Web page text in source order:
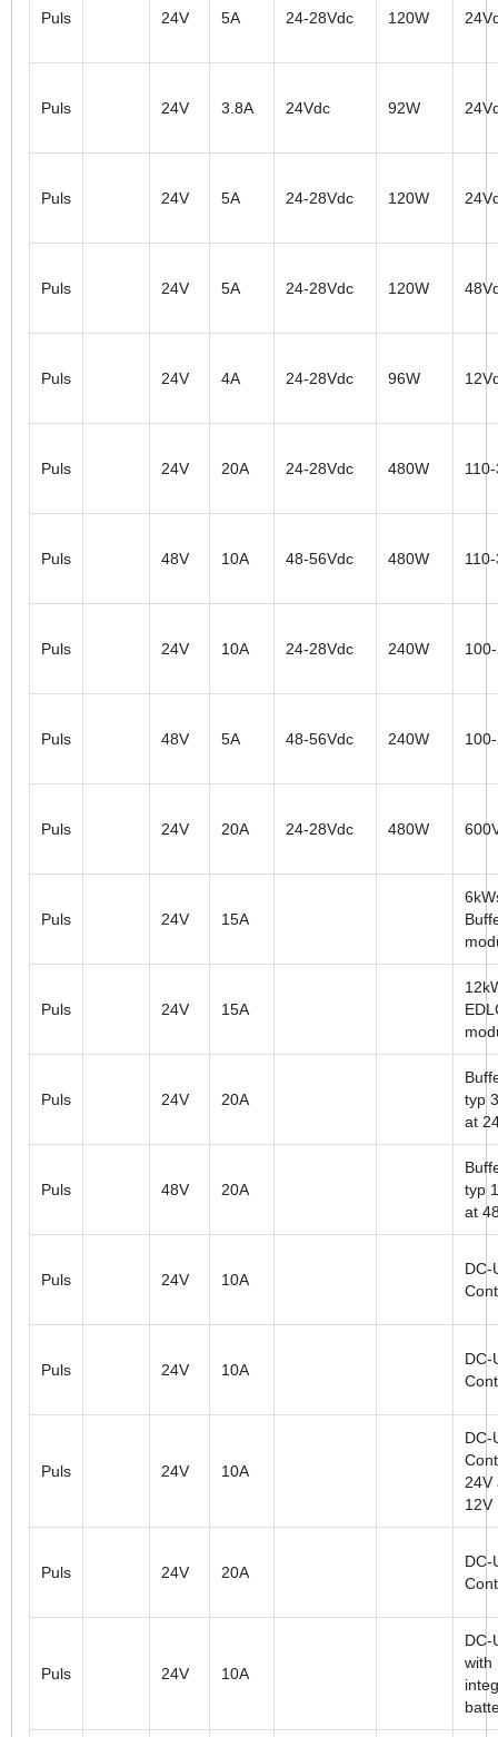
Puls 24V 5A 24-28Vdc 120W
Puls 24V 3.8A 24Vdc 92W
Puls 24V 5A 24-28Vdc 120W
Puls 24V 5A 24-28Vdc 120W
Puls 24V 4A 24-28Vdc 96W
Puls 24V 20A 24-28Vdc 480W
Puls 48V 10A 48-56Vdc 480W
Puls 24V 10A 24-28Vdc 240W
Puls 48V 5A 48-56Vdc 240W
Puls 24V 20A 24-28Vdc 480W
Puls 24V 15A
Puls 24V 15A
Puls 24V 20A
typ
at
Puls 48V 20A
typ
at
Puls 24V 10A
DC-
Puls 24V 10A
DC-
Puls 24V 10A
DC-
24V
12V
Puls 24V 20A
DC-
Puls 24V 10A
DC-
with